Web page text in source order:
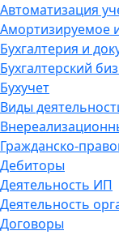
Автоматизация
Амортизируемое
Бухгалтерия и
Бухгалтерский
Бухучет
Виды
Гражданско-
Дебиторы
Деятельность ИП
Деятельность
Договоры